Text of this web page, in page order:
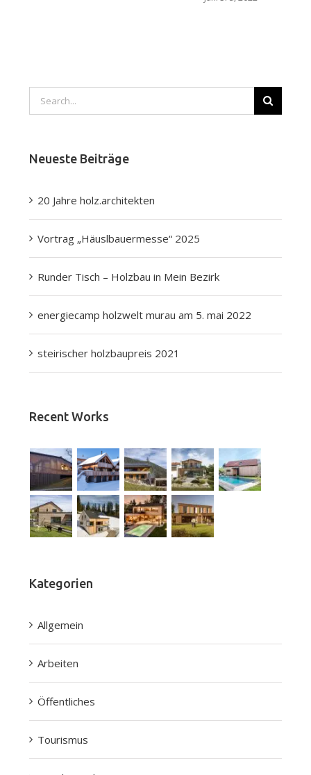
Search
Neueste Beiträge
20 Jahre holz.architekten
Vortrag „Häuslbauermesse“ 2025
Runder Tisch – Holzbau in Mein Bezirk
energiecamp holzwelt murau am 5. mai 2022
steirischer holzbaupreis 2021
Recent Works
Kategorien
Allgemein
Arbeiten
Öffentliches
Tourismus